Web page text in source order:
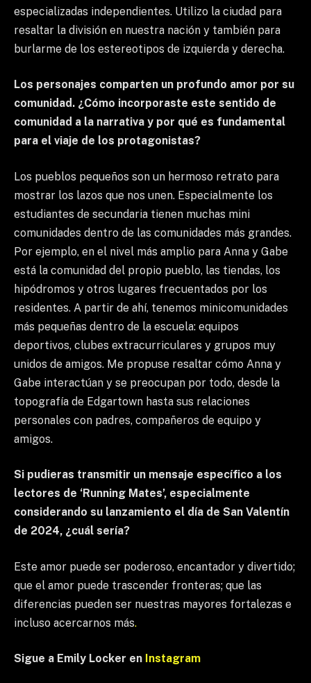
especializadas independientes. Utilizo la ciudad para
resaltar la división en nuestra nación y también para
burlarme de los estereotipos de izquierda y derecha.
Los personajes comparten un profundo amor por su
comunidad. ¿Cómo incorporaste este sentido de
comunidad a la narrativa y por qué es fundamental
para el viaje de los protagonistas?
Los pueblos pequeños son un hermoso retrato para
mostrar los lazos que nos unen. Especialmente los
estudiantes de secundaria tienen muchas mini
comunidades dentro de las comunidades más grandes.
Por ejemplo, en el nivel más amplio para Anna y Gabe
está la comunidad del propio pueblo, las tiendas, los
hipódromos y otros lugares frecuentados por los
residentes. A partir de ahí, tenemos minicomunidades
más pequeñas dentro de la escuela: equipos
deportivos, clubes extracurriculares y grupos muy
unidos de amigos. Me propuse resaltar cómo Anna y
Gabe interactúan y se preocupan por todo, desde la
topografía de Edgartown hasta sus relaciones
personales con padres, compañeros de equipo y
amigos.
Si pudieras transmitir un mensaje específico a los
lectores de ‘Running Mates’, especialmente
considerando su lanzamiento el día de San Valentín
de 2024, ¿cuál sería?
Este amor puede ser poderoso, encantador y divertido;
que el amor puede trascender fronteras; que las
diferencias pueden ser nuestras mayores fortalezas e
incluso acercarnos más.
Sigue a Emily Locker en Instagram